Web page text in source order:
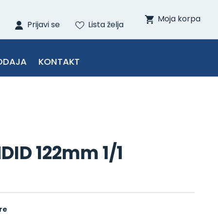
Prijavi se Lista želja
Moja korpa
KONTAKT
122mm 1/1